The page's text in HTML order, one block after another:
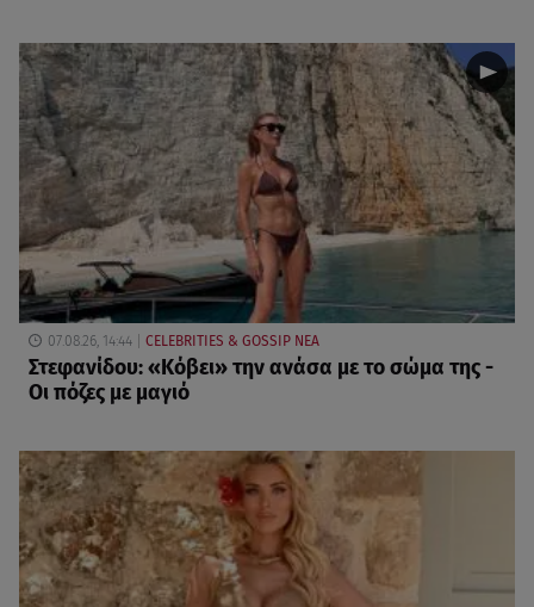
07.08.26, 14:44 CELEBRITIES & GOSSIP ΝΕΑ
Στεφανίδου: «Κόβει» την ανάσα με το σώμα της -
Οι πόζες με μαγιό